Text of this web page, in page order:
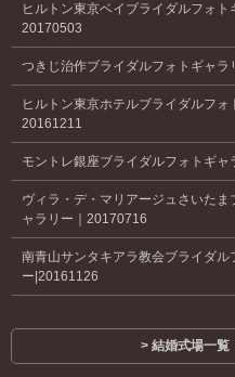
ヒルトン東京ベイブライダルフォト
20170503
つきじ治作ブライダルフォトギャ
ヒルトン東京ホテルブライダルフォ
20161211
モントレ銀座ブライダルフォトギ
ヴィラ・デ・マリアージュさいたま
ャラリー｜20170716
南青山サンタキアラ教会ブライダル
ー|20161126
> 結婚式場一覧